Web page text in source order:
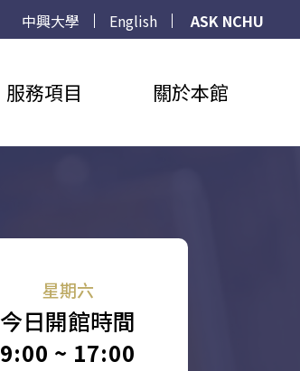
中興大學 English
ASK NCHU
服務項目 關於本館
星期六
今日開館時間
9:00 ~ 17:00